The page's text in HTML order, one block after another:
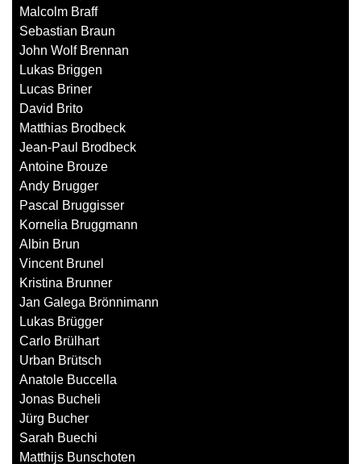
Malcolm Braff
Sebastian Braun
John Wolf Brennan
Lukas Briggen
Lucas Briner
David Brito
Matthias Brodbeck
Jean-Paul Brodbeck
Antoine Brouze
Andy Brugger
Pascal Bruggisser
Kornelia Bruggmann
Albin Brun
Vincent Brunel
Kristina Brunner
Jan Galega Brönnimann
Lukas Brügger
Carlo Brülhart
Urban Brütsch
Anatole Buccella
Jonas Bucheli
Jürg Bucher
Sarah Buechi
Matthijs Bunschoten